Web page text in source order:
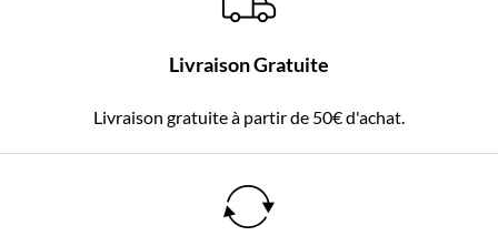
Livraison Gratuite
Livraison gratuite à partir de 50€ d'achat.